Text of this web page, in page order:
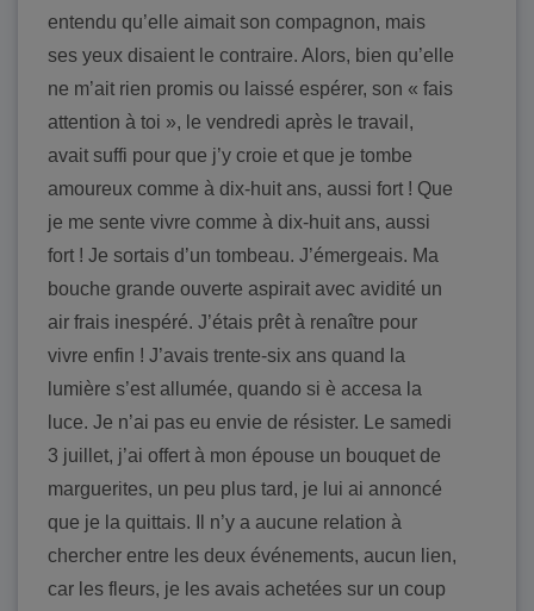
entendu qu’elle aimait son compagnon, mais
ses yeux disaient le contraire. Alors, bien qu’elle
ne m’ait rien promis ou laissé espérer, son « fais
attention à toi », le vendredi après le travail,
avait suffi pour que j’y croie et que je tombe
amoureux comme à dix-huit ans, aussi fort ! Que
je me sente vivre comme à dix-huit ans, aussi
fort ! Je sortais d’un tombeau. J’émergeais. Ma
bouche grande ouverte aspirait avec avidité un
air frais inespéré. J’étais prêt à renaître pour
vivre enfin ! J’avais trente-six ans quand la
lumière s’est allumée, quando si è accesa la
luce. Je n’ai pas eu envie de résister. Le samedi
3 juillet, j’ai offert à mon épouse un bouquet de
marguerites, un peu plus tard, je lui ai annoncé
que je la quittais. Il n’y a aucune relation à
chercher entre les deux événements, aucun lien,
car les fleurs, je les avais achetées sur un coup